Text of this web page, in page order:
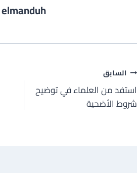
elmanduh
تصفّح
المقالات
السابق
استفد من العلماء في توضيح
شروط الأضحية